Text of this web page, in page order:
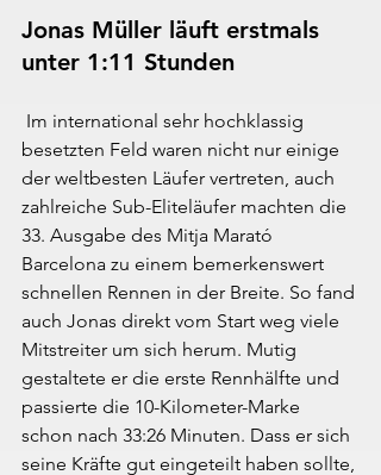
Jonas Müller läuft erstmals
unter 1:11 Stunden
besetzten Feld waren nicht nur einige
der weltbesten Läufer vertreten, auch
zahlreiche Sub-Eliteläufer machten die
33. Ausgabe des Mitja Marató
Barcelona zu einem bemerkenswert
schnellen Rennen in der Breite. So fand
auch Jonas direkt vom Start weg viele
Mitstreiter um sich herum. Mutig
gestaltete er die erste Rennhälfte und
passierte die 10-Kilometer-Marke
schon nach 33:26 Minuten. Dass er sich
seine Kräfte gut eingeteilt haben sollte,